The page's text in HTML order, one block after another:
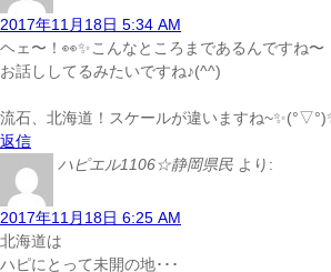
2017年11月18日 5:34 AM
ヘェ〜！👀✨こんなところまであるんですね
お話ししてるみたいですね♪(^^)
流石、北海道！スケールが違いますね
返信
ハピエル1106☆静岡県民 より:
2017年11月18日 6:25 AM
北海道は
ハピにとって未開の地･･･